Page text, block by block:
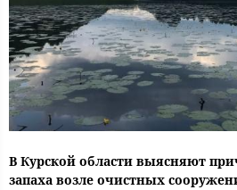
В Курской области выясняют
запаха возле очистных